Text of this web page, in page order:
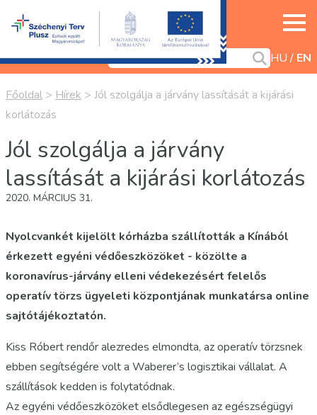
HU EN
Főoldal > Hírek > Jól szolgálja a járvány lassítását a kijárási
korlátozás
Jól szolgálja a járvány
lassítását a kijárási korlátozás
2020. MÁRCIUS 31.
Nyolcvankét kijelölt kórházba szállították a Kínából
érkezett egyéni védőeszközöket - közölte a
koronavírus-járvány elleni védekezésért felelős
operatív törzs ügyeleti központjának munkatársa online
sajtótájékoztatón.
Kiss Róbert rendőr alezredes elmondta, az operatív törzsnek
ebben segítségére volt a Waberer’s logisztikai vállalat. A
szállítások kedden is folytatódnak.
Az egyéni védőeszközöket elsődlegesen az egészségügyi